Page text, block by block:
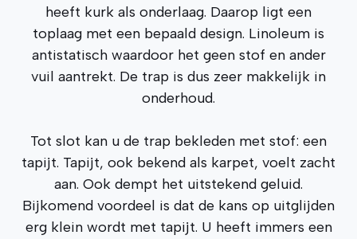
heeft kurk als onderlaag. Daarop ligt een
toplaag met een bepaald design. Linoleum is
antistatisch waardoor het geen stof en ander
vuil aantrekt. De trap is dus zeer makkelijk in
onderhoud.
Tot slot kan u de trap bekleden met stof: een
tapijt. Tapijt, ook bekend als karpet, voelt zacht
aan. Ook dempt het uitstekend geluid.
Bijkomend voordeel is dat de kans op uitglijden
erg klein wordt met tapijt. U heeft immers een